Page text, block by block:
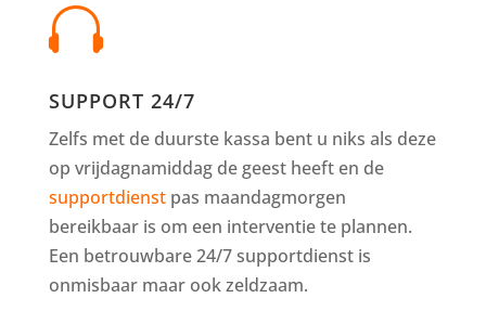

SUPPORT 24/7
Zelfs met de duurste kassa bent u niks als deze
op vrijdagnamiddag de geest heeft en de
supportdienstpas maandagmorgen
bereikbaar is om een interventie te plannen.
Een betrouwbare 24/7 supportdienst is
onmisbaar maar ook zeldzaam.